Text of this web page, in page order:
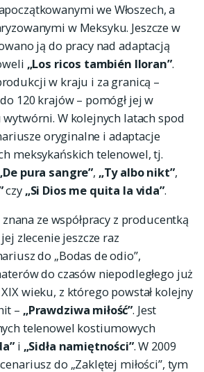
we Włoszech, a
w Meksyku. Jeszcze w
ją do pracy nad adaptacją
„Los ricos también lloran”.
w kraju i za granicą –
120 krajów – pomógł jej w
W kolejnych latach spod
oryginalne i adaptacje
meksykańskich telenowel, tj.
pura sangre”, „Ty albo nikt”,
czy „Si Dios me quita la vida”.
ze współpracy z producentką
jej zlecenie jeszcze raz
do „Bodas de odio”,
do czasów niepodległego już
wieku, z którego powstał kolejny
– „Prawdziwa miłość”. Jest
telenowel kostiumowych
i „Sidła namiętności”. W 2009
do „Zaklętej miłości”, tym